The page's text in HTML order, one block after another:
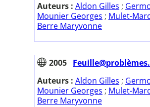
Auteurs : Aldon Gilles ;
Mounier Georges ; Mulet-
Berre Maryvonne
2005
Auteurs : Aldon Gilles ;
Mounier Georges ; Mulet-
Berre Maryvonne